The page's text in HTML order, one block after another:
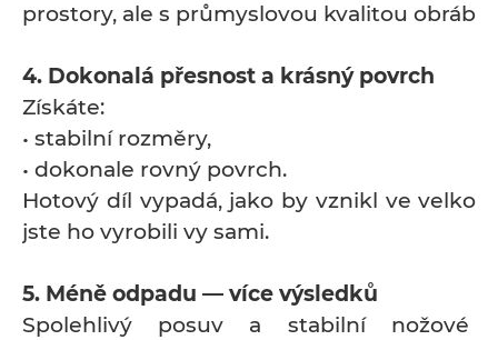
prostory, ale s průmyslovou kvalitou
4. Dokonalá přesnost a krásný povrch
Získáte:
• stabilní rozměry,
• dokonale rovný povrch.
Hotový díl vypadá, jako by vznikl ve
jste ho vyrobili vy sami.
5. Méně odpadu — více výsledků
Spolehlivý posuv a stabilní nožové